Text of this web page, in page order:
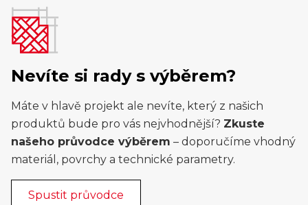
Nevíte si rady s výběrem?
Máte v hlavě projekt ale nevíte, který z našich
produktů bude pro vás nejvhodnější? Zkuste
našeho průvodce výběrem – doporučíme vhodný
materiál, povrchy a technické parametry.
Spustit průvodce